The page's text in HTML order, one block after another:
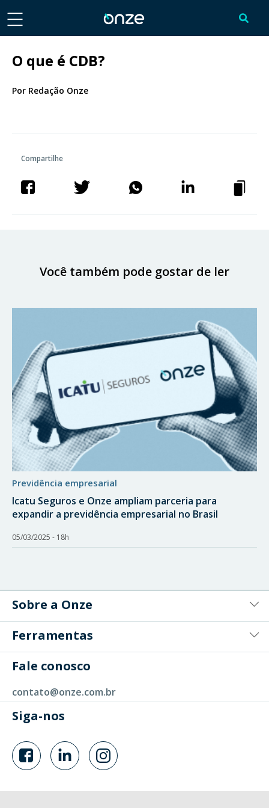
Compartilhe
O que é CDB?
Por Redação Onze
Você também pode gostar de ler
previdência empresarial
Icatu Seguros e Onze ampliam parceria para
expandir a previdência empresarial no Brasil
05/03/2025 - 18h
Sobre a Onze
Ferramentas
Fale conosco
contato@onze.com.br
Siga-nos